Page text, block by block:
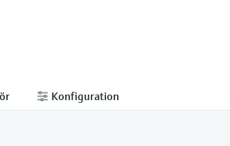
Konfiguration